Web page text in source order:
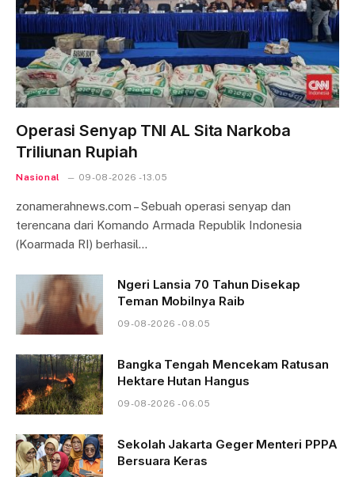
Operasi Senyap TNI AL Sita Narkoba
Triliunan Rupiah
Nasional 09-08-2026 - 13.05
zonamerahnews.com – Sebuah operasi senyap dan
terencana dari Komando Armada Republik Indonesia
(Koarmada RI) berhasil…
Ngeri Lansia 70 Tahun Disekap
Teman Mobilnya Raib
09-08-2026 - 08.05
Bangka Tengah Mencekam Ratusan
Hektare Hutan Hangus
09-08-2026 - 06.05
Sekolah Jakarta Geger Menteri PPPA
Bersuara Keras